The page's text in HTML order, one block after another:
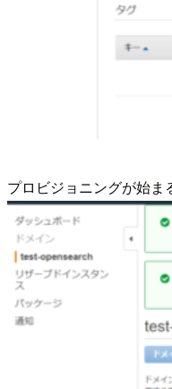
プロビジョニングが始ま